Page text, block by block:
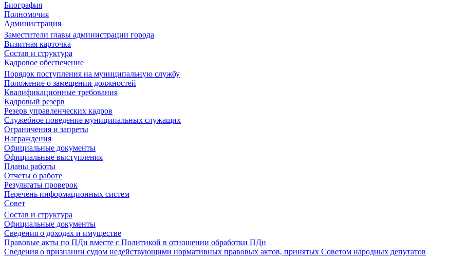
Биография
Полномочия
Администрация
Заместители главы администрации города
Визитная карточка
Состав и структура
Кадровое обеспечение
Порядок поступления на муниципальную службу
Положение о замещении должностей
Квалификационные требования
Кадровый резерв
Резерв управленческих кадров
Служебное поведение муниципальных служащих
Ограничения и запреты
Награждения
Официальные документы
Официальные выступления
Планы работы
Отчеты о работе
Результаты проверок
Перечень информационных систем
Совет
Состав и структура
Официальные документы
Сведения о доходах и имуществе
Правовые акты по ПДн вместе с Политикой в отношении обработки ПДн
Сведения о признании судом недействующими нормативных правовых актов, принятых Советом народных депутатов